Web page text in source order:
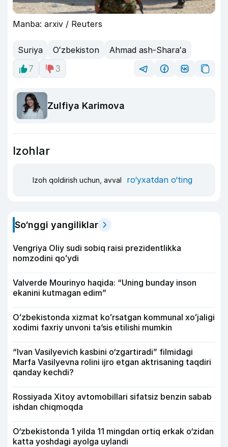
Manba: arxiv / Reuters
Suriya Oʻzbekiston
Ahmad ash-Sharaʻa
7
3
Zulfiya Karimova
Izohlar
Izoh qoldirish uchun, avval ro‘yxatdan o‘ting
So‘nggi yangiliklar
Vengriya Oliy sudi sobiq raisi prezidentlikka
nomzodini qoʻydi
Valverde Mourinyo haqida: “Uning bunday inson
ekanini kutmagan edim”
Oʻzbekistonda xizmat koʻrsatgan kommunal xoʻjaligi
xodimi faxriy unvoni taʼsis etilishi mumkin
“Ivan Vasilyevich kasbini o‘zgartiradi” filmidagi
Marfa Vasilyevna rolini ijro etgan aktrisaning taqdiri
qanday kechdi?
Rossiyada Xitoy avtomobillari sifatsiz benzin sabab
ishdan chiqmoqda
O‘zbekistonda 1 yilda 11 mingdan ortiq erkak o‘zidan
katta yoshdagi ayolga uylandi